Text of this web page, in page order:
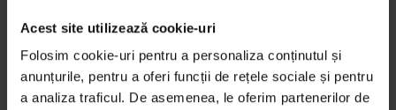
Acest site utilizează cookie-uri
Folosim cookie-uri pentru a personaliza conținutul și
anunțurile, pentru a oferi funcții de rețele sociale și pentru
a analiza traficul. De asemenea, le oferim partenerilor de